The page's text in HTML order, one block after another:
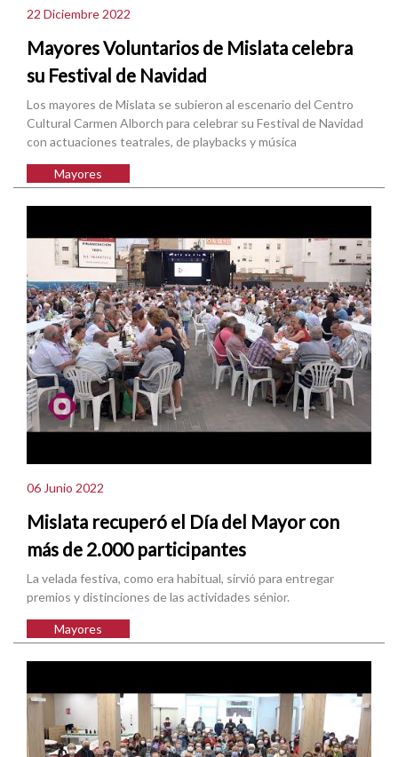
22 Diciembre 2022
Mayores Voluntarios de Mislata celebra
su Festival de Navidad
Los mayores de Mislata se subieron al escenario del Centro
Cultural Carmen Alborch para celebrar su Festival de Navidad
con actuaciones teatrales, de playbacks y música
Mayores
06 Junio 2022
Mislata recuperó el Día del Mayor con
más de 2.000 participantes
La velada festiva, como era habitual, sirvió para entregar
premios y distinciones de las actividades sénior.
Mayores